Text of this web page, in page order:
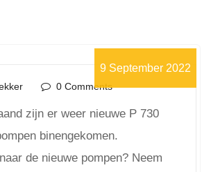
9 September 2022
0 Comments
zijn er weer nieuwe P 730
binengekomen.
de nieuwe pompen? Neem